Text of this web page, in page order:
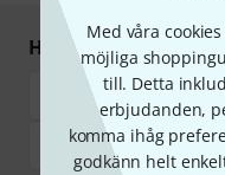
Med våra
möjliga
till. Detta
erbjudanden,
komma ihåg
godkänn helt
Handla och betala